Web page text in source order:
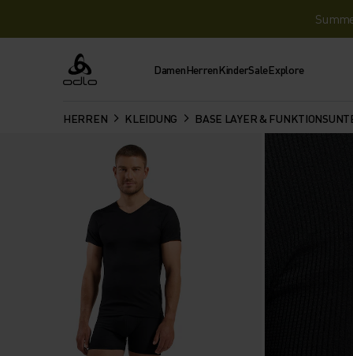
Odlo DamenHerrenKinderSaleExplore
HERREN KLEIDUNG BASE LAYER &